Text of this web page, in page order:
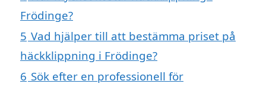
Frödinge?
5 Vad hjälper till att bestämma priset på
häckklippning i Frödinge?
6 Sök efter en professionell för